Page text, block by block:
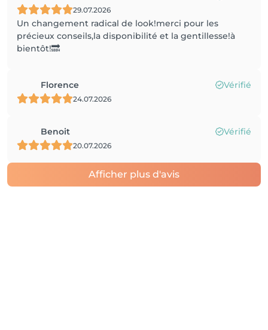
29.07.2026
Un changement radical de look!merci pour les
précieux conseils,la disponibilité et la gentillesse!à
bientôt!🔜
Florence Vérifié
24.07.2026
Benoit Vérifié
20.07.2026
Afficher plus d'avis